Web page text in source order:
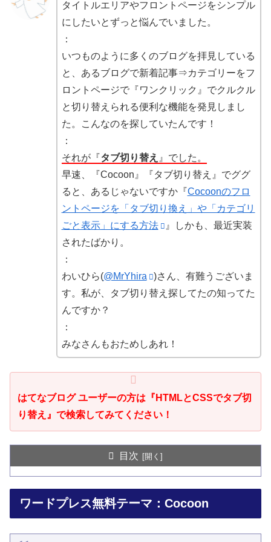
タイトルエリアやフロントページをシンプル
にしたいとずっと悩んでいました。
：
いつものように多くのブログを拝見している
と、あるブログで新着記事⇒カテゴリーをフ
ロントページで『ワンクリック』でクルクル
と切り替えられる便利な機能を発見しまし
た。こんなのを探していたんです！
：
それが『タブ切り替え 』でした。
早速、『Cocoon』『タブ切り替え』でググ
ると、あるじゃないですか『Cocoonのフロ
ントページを「タブ切り換え」や「カテゴリ
ごと表示」にする方法
』しかも、最近実装
されたばかり。
：
わいひら(@MrYhira
)さん、有難うございま
す。私が、タブ切り替え探してたの知ってた
んですか？
：
みなさんもおためしあれ！
はてなブログ ユーザーの方は『HTMLとCSSでタブ切
り替え』で検索してみてください！
目次
ワードプレス無料テーマ：Cocoon